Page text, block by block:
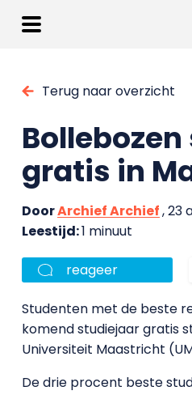
Terug naar overzicht
gratis in
DoorArchief Archief, 23
Leestijd:1 minuut
reageer
Studenten met de beste
komend studiejaar gratis
Universiteit Maastricht
De drie procent beste